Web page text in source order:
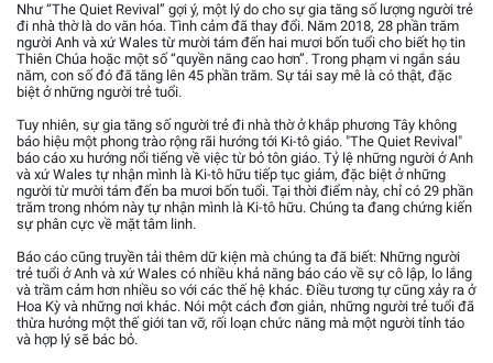
Như “The Quiet Revival” gợi ý, một lý do cho sự gia tăng số lượng người trẻ
đi nhà thờ là do văn hóa. Tình cảm đã thay đổi. Năm 2018, 28 phần trăm
người Anh và xứ Wales từ mười tám đến hai mươi bốn tuổi cho biết họ tin
Thiên Chúa hoặc một số “quyền năng cao hơn”. Trong phạm vi ngắn sáu
năm, con số đó đã tăng lên 45 phần trăm. Sự tái say mê là có thật, đặc
biệt ở những người trẻ tuổi.
Tuy nhiên, sự gia tăng số người trẻ đi nhà thờ ở khắp phương Tây không
báo hiệu một phong trào rộng rãi hướng tới Ki-tô giáo. "The Quiet Revival"
báo cáo xu hướng nổi tiếng về việc từ bỏ tôn giáo. Tỷ lệ những người ở Anh
và xứ Wales tự nhận mình là Ki-tô hữu tiếp tục giảm, đặc biệt ở những
người từ mười tám đến ba mươi bốn tuổi. Tại thời điểm này, chỉ có 29 phần
trăm trong nhóm này tự nhận mình là Ki-tô hữu. Chúng ta đang chứng kiến
sự phân cực về mặt tâm linh.
Báo cáo cũng truyền tải thêm dữ kiện mà chúng ta đã biết: Những người
trẻ tuổi ở Anh và xứ Wales có nhiều khả năng báo cáo về sự cô lập, lo lắng
và trầm cảm hơn nhiều so với các thế hệ khác. Điều tương tự cũng xảy ra ở
Hoa Kỳ và những nơi khác. Nói một cách đơn giản, những người trẻ tuổi đã
thừa hưởng một thế giới tan vỡ, rối loạn chức năng mà một người tỉnh táo
và hợp lý sẽ bác bỏ.